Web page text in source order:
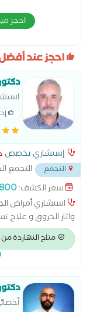
احجز
احجز عند
-
إستشاري تخصص
التجمع
المستشفي الجوي...سعر الكشف:
استشاري أمراض
واثار الحروق و
الأكزيما وعلاج
متخصص فى جميع
والميزوثيرابى
متاح النهاردة من 6:00 مساءً